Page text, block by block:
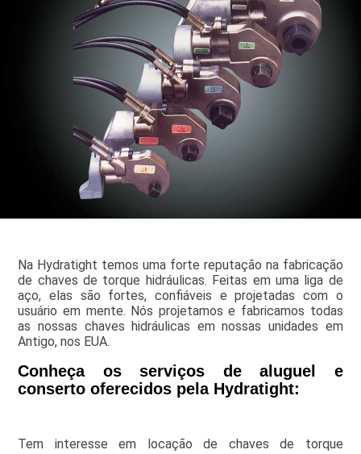
Na Hydratight temos uma forte reputação na fabricação
de chaves de torque hidráulicas. Feitas em uma liga de
aço, elas são fortes, confiáveis e projetadas com o
usuário em mente. Nós projetamos e fabricamos todas
as nossas chaves hidráulicas em nossas unidades em
Antigo, nos EUA.
Conheça os serviços de aluguel e
conserto oferecidos pela Hydratight:
Tem interesse em locação de chaves de torque